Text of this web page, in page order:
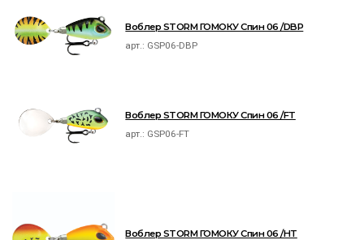
Воблер STORM ГОМОКУ Спин 06 /DBP
арт.: GSP06-DBP
Воблер STORM ГОМОКУ Спин 06 /FT
арт.: GSP06-FT
Воблер STORM ГОМОКУ Спин 06 /HT